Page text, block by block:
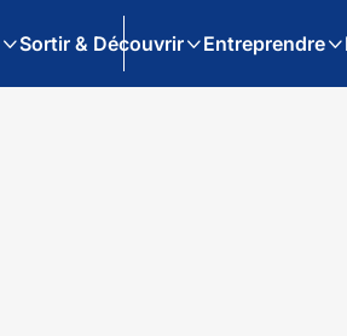
Sortir & Découvrir Entreprendre